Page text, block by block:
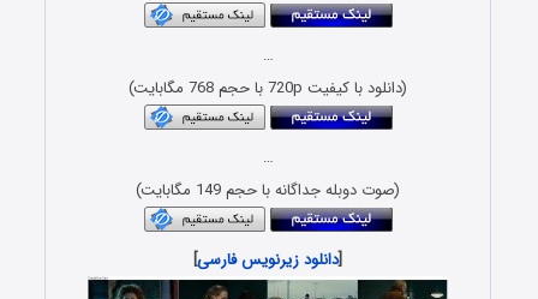
…
(دانلود با کیفیت 720p با حجم 768 مگابایت)
…
(صوت دوبله جداگانه با حجم 149 مگابایت)
[دانلود زیرنویس فارسی]